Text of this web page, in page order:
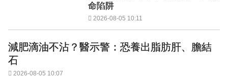
命陷阱
2026-08-05 10:11
減肥滴油不沾？醫示警：恐養出脂肪肝、膽結
石
2026-08-05 10:07